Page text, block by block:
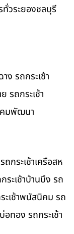
ทั่วระยองชลบุรี
ง รถกระเช้า
รถกระเช้า
คมพัฒนา
กระเช้าเครือสห
ะเช้าบ้านบึง รถ
ะเช้าพนัสนิคม รถ
อทอง รถกระเช้า